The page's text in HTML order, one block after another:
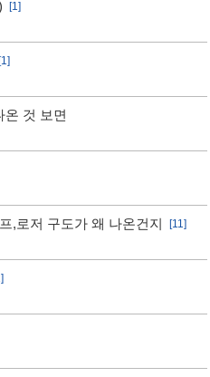
[1]
[1]
온 것 보면
,로저 구도가 왜 나온건지
[11]